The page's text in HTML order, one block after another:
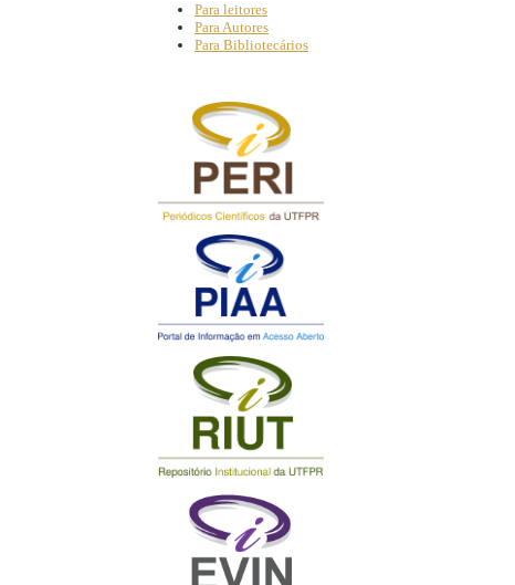
Para leitores
Para Autores
Para Bibliotecários